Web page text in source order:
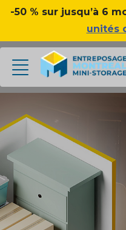
-50 % sur jusqu’à 6
unités